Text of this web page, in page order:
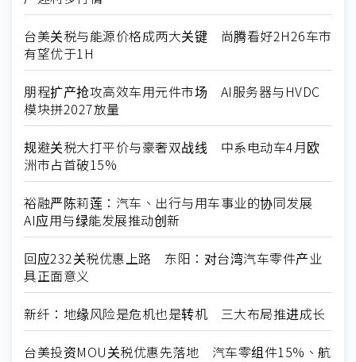
台美关税与能源价格成两大关键 尚腾看好2H26车市
有望优于1H
朋程扩产抢攻高效车用元件市场 AI服务器与HVDC
模块拼2027放量
规避关税大打平价与豪奢双战线 中系电动车4月欧
洲市占首破15%
裕融严陈莉莲：汽车、出行与用车事业的协同发展
AI应用与绿能发展推动创新
回应232关税优惠上路 东阳：对台湾汽车零件产业
具正面意义
新纤：地缘风险是危机也是转机 三大布局推进成长
台美投资MOU关税优惠先落地 汽车零组件15%、航